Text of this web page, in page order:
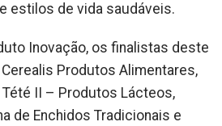
estilos de vida saudáveis.
Inovação, os finalistas deste
Cerealis Produtos Alimentares,
Tété II – Produtos Lácteos,
de Enchidos Tradicionais e